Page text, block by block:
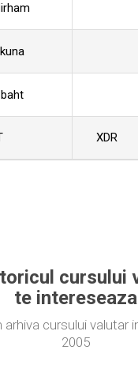
XDR
cursului
te intereseaza
cursului valutar
2005